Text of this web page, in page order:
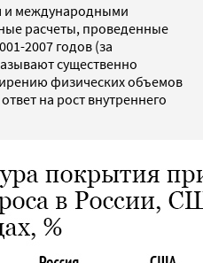
и международными
расчеты, проведенные
2007 годов (за
существенно
физических объемов
на рост внутреннего